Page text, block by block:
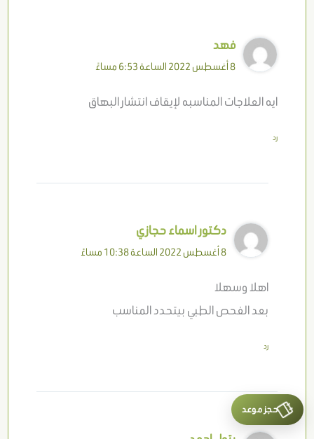
فهد
8 أغسطس 2022 الساعة 6:53 مساءً
ايه العلاجات المناسبه لإيقاف انتشار البهاق
رد
دكتور اسماء حجازي
8 أغسطس 2022 الساعة 10:38 مساءً
اهلا وسهلا
بعد الفحص الطبي بيتحدد المناسب
رد
حجز موعد